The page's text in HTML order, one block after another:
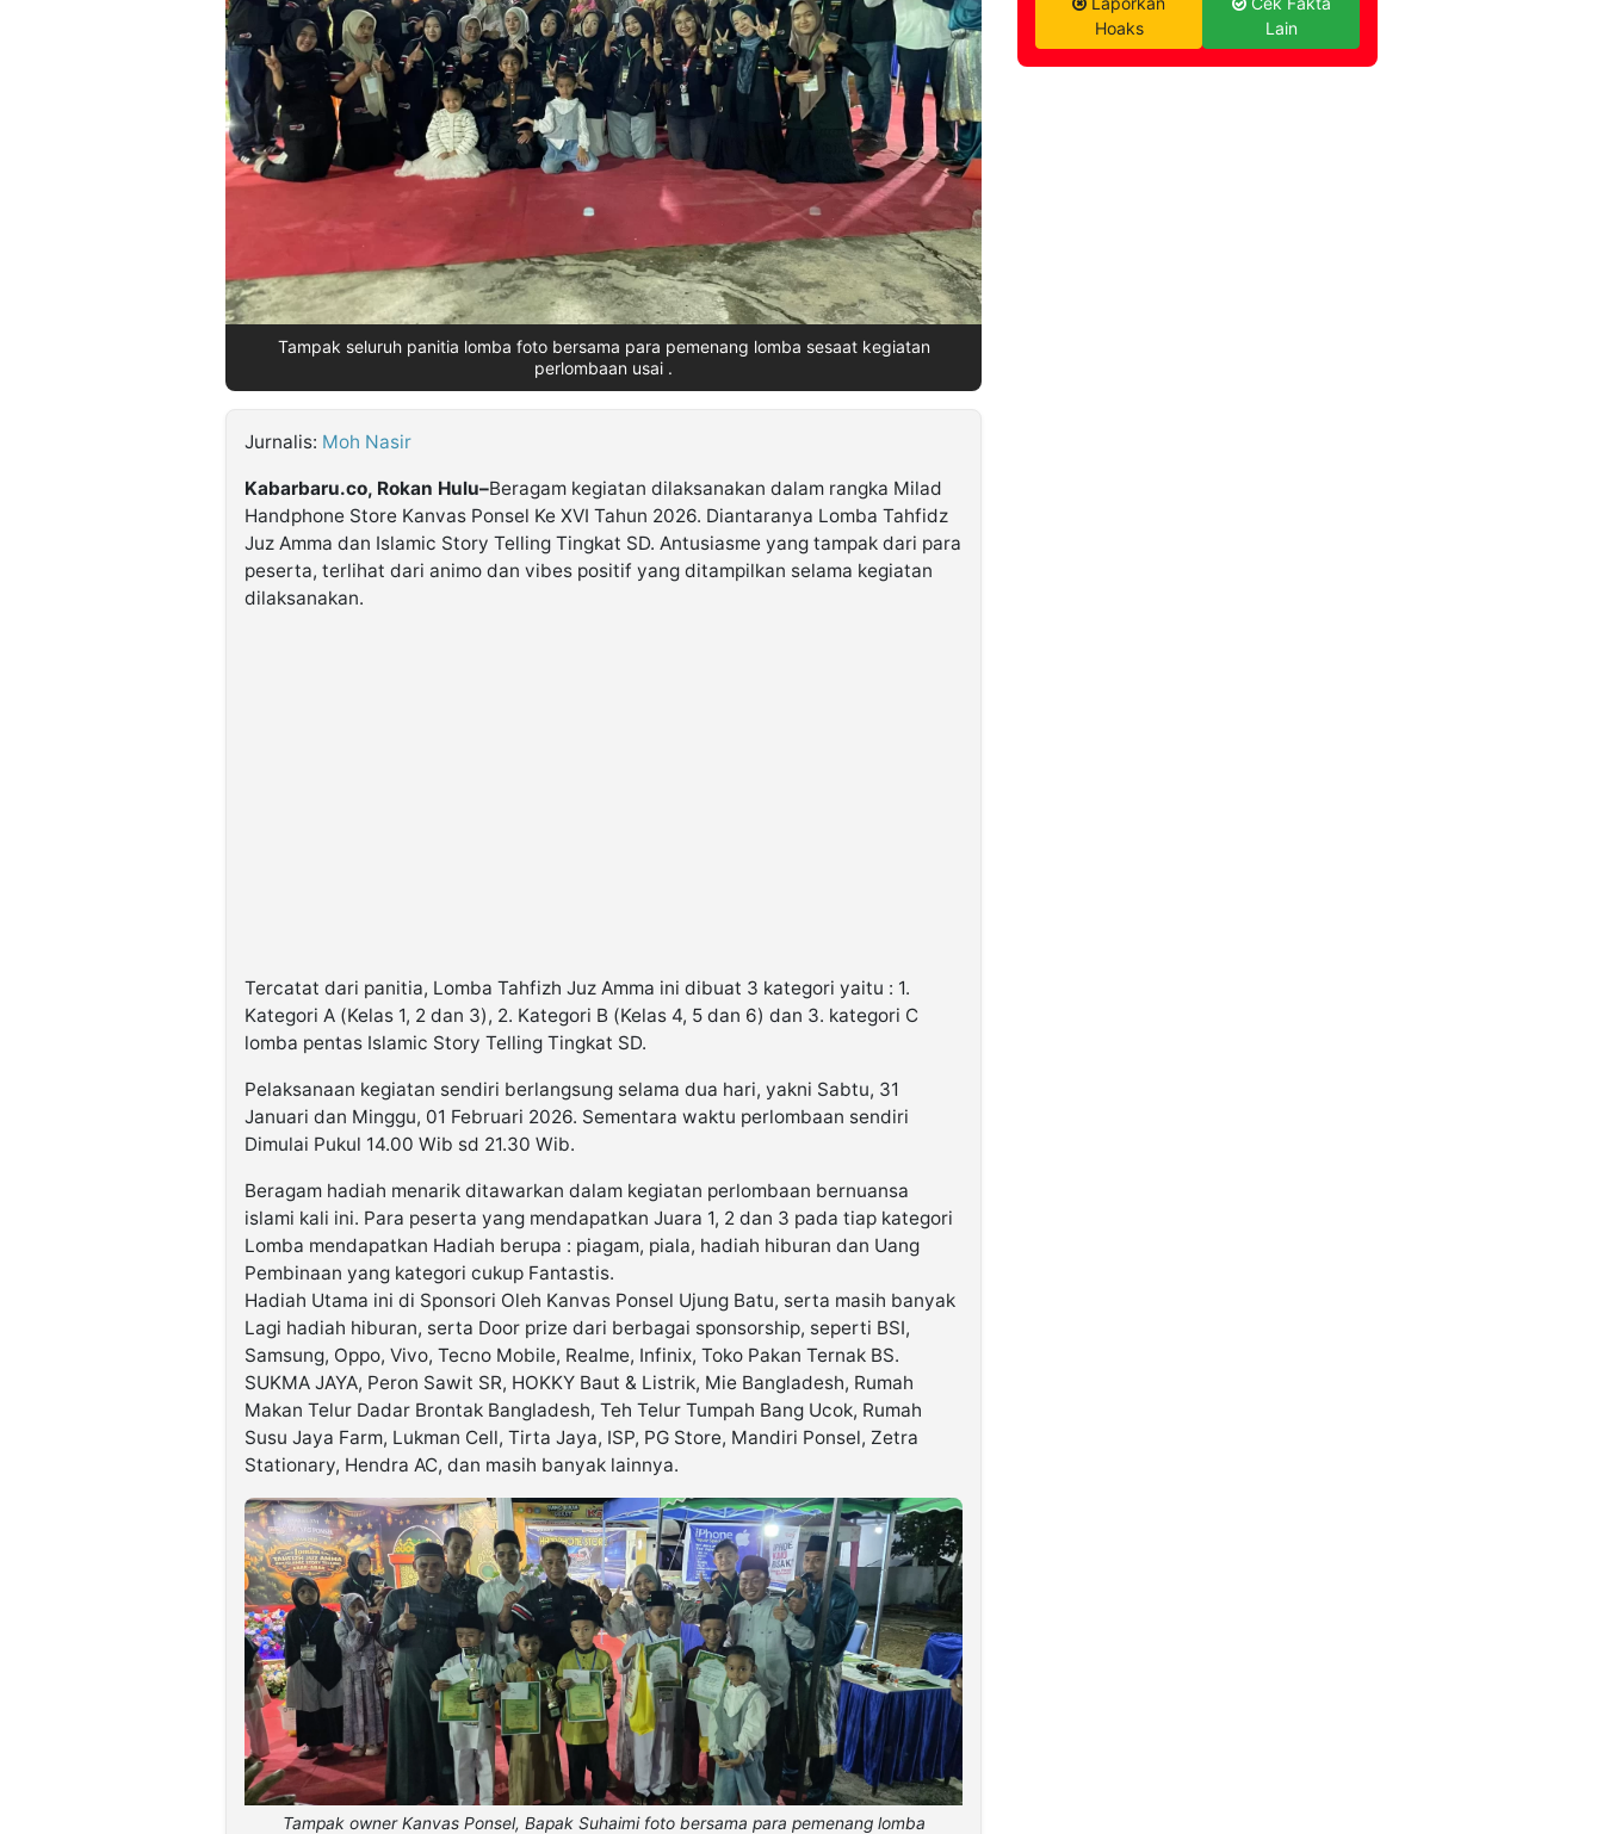
Tampak seluruh panitia lomba foto bersama para pemenang lomba sesaat kegiatan
perlombaan usai .
Jurnalis: Moh Nasir
Kabarbaru.co, Rokan Hulu–Beragam kegiatan dilaksanakan dalam rangka Milad
Handphone Store Kanvas Ponsel Ke XVI Tahun 2026. Diantaranya Lomba Tahfidz
Juz Amma dan Islamic Story Telling Tingkat SD. Antusiasme yang tampak dari para
peserta, terlihat dari animo dan vibes positif yang ditampilkan selama kegiatan
dilaksanakan.
Tercatat dari panitia, Lomba Tahfizh Juz Amma ini dibuat 3 kategori yaitu : 1.
Kategori A (Kelas 1, 2 dan 3), 2. Kategori B (Kelas 4, 5 dan 6) dan 3. kategori C
lomba pentas Islamic Story Telling Tingkat SD.
Pelaksanaan kegiatan sendiri berlangsung selama dua hari, yakni Sabtu, 31
Januari dan Minggu, 01 Februari 2026. Sementara waktu perlombaan sendiri
Dimulai Pukul 14.00 Wib sd 21.30 Wib.
Beragam hadiah menarik ditawarkan dalam kegiatan perlombaan bernuansa
islami kali ini. Para peserta yang mendapatkan Juara 1, 2 dan 3 pada tiap kategori
Lomba mendapatkan Hadiah berupa : piagam, piala, hadiah hiburan dan Uang
Pembinaan yang kategori cukup Fantastis.
Hadiah Utama ini di Sponsori Oleh Kanvas Ponsel Ujung Batu, serta masih banyak
Lagi hadiah hiburan, serta Door prize dari berbagai sponsorship, seperti BSI,
Samsung, Oppo, Vivo, Tecno Mobile, Realme, Infinix, Toko Pakan Ternak BS.
SUKMA JAYA, Peron Sawit SR, HOKKY Baut & Listrik, Mie Bangladesh, Rumah
Makan Telur Dadar Brontak Bangladesh, Teh Telur Tumpah Bang Ucok, Rumah
Susu Jaya Farm, Lukman Cell, Tirta Jaya, ISP, PG Store, Mandiri Ponsel, Zetra
Stationary, Hendra AC, dan masih banyak lainnya.
Tampak owner Kanvas Ponsel, Bapak Suhaimi foto bersama para pemenang lomba
Hoaks
Lain